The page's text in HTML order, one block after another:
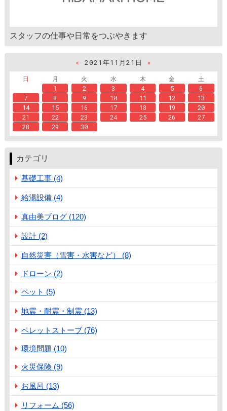
スタッフの仕事や日常をつぶやきます
« 2021年11月21日
»
日
月 火 水 木 金
土
1
2 3 4 5
6
7
8 9 10 11 12
13
14
15 16 17 18 19
20
21
22 23 24 25 26
27
28
29 30
カテゴリ
基礎工事 (4)
給湯設備 (4)
真由美ブログ (120)
設計 (2)
自然災害（雪害・水害など） (8)
ドローン (2)
ペット (5)
地震・耐震・制震 (13)
ペレットストーブ (76)
環境問題 (10)
火災保険 (9)
お風呂 (13)
リフォーム (56)